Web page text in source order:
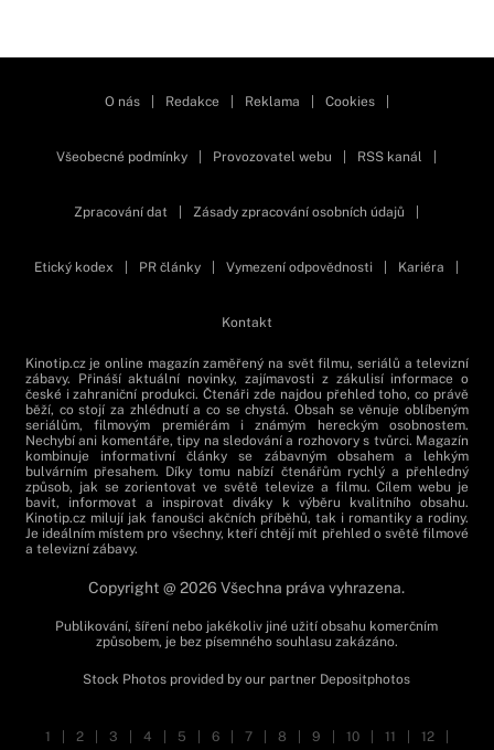
O nás Redakce Reklama Cookies
Všeobecné podmínky Provozovatel webu RSS kanál
Zpracování dat Zásady zpracování osobních údajů
Etický kodex PR články Vymezení odpovědnosti Kariéra
Kontakt
Kinotip.cz je online magazín zaměřený na svět filmu, seriálů a televizní
zábavy. Přináší aktuální novinky, zajímavosti z zákulisí informace o
české i zahraniční produkci. Čtenáři zde najdou přehled toho, co právě
běží, co stojí za zhlédnutí a co se chystá. Obsah se věnuje oblíbeným
seriálům, filmovým premiérám i známým hereckým osobnostem.
Nechybí ani komentáře, tipy na sledování a rozhovory s tvůrci. Magazín
kombinuje informativní články se zábavným obsahem a lehkým
bulvárním přesahem. Díky tomu nabízí čtenářům rychlý a přehledný
způsob, jak se zorientovat ve světě televize a filmu. Cílem webu je
bavit, informovat a inspirovat diváky k výběru kvalitního obsahu.
Kinotip.cz milují jak fanoušci akčních příběhů, tak i romantiky a rodiny.
Je ideálním místem pro všechny, kteří chtějí mít přehled o světě filmové
a televizní zábavy.
Copyright @ 2026 Všechna práva vyhrazena.
Publikování, šíření nebo jakékoliv jiné užití obsahu komerčním
způsobem, je bez písemného souhlasu zakázáno.
Stock Photos provided by our partner Depositphotos
1 2 3 4 5 6 7 8 9 10 11 12